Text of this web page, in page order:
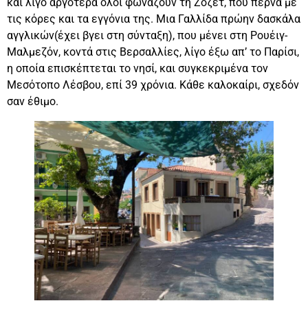
τις κόρες και τα εγγόνια της. Μια Γαλλίδα πρώην δασκάλα
αγγλικών(έχει βγει στη σύνταξη), που μένει στη Ρουέιγ-
Μαλμεζόν, κοντά στις Βερσαλλίες, λίγο έξω απ’ το Παρίσι,
η οποία επισκέπτεται το νησί, και συγκεκριμένα τον
Μεσότοπο Λέσβου, επί 39 χρόνια. Κάθε καλοκαίρι, σχεδόν
σαν έθιμο.